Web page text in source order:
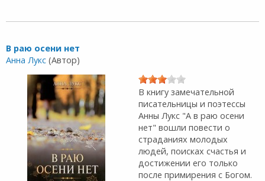
В раю осени нет
Анна Лукс (Автор)
В книгу замечательной
писательницы и поэтессы
Анны Лукс "А в раю осени
нет" вошли повести о
страданиях молодых
людей, поисках счастья и
достижении его только
после примирения с Богом.